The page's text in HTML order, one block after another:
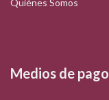
Quiénes Somos
Medios de pago